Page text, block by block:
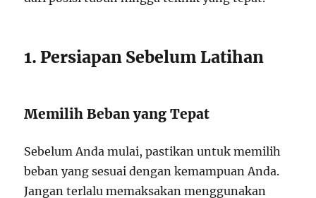
1. Persiapan Sebelum Latihan
Memilih Beban yang Tepat
Sebelum Anda mulai, pastikan untuk memilih
beban yang sesuai dengan kemampuan Anda.
Jangan terlalu memaksakan menggunakan